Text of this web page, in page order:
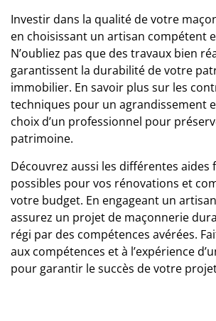
Investir dans la qualité de votre
en choisissant un artisan compétent
N’oubliez pas que des travaux bien
garantissent la durabilité de votre
immobilier. En savoir plus sur les
techniques pour un agrandissement
choix d’un professionnel pour
patrimoine.
Découvrez aussi les différentes aides
possibles pour vos rénovations et
votre budget. En engageant un
assurez un projet de maçonnerie
régi par des compétences avérées.
aux compétences et à l’expérience
pour garantir le succès de votre